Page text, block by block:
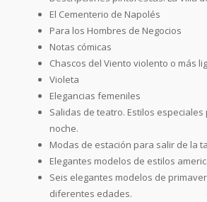
El Cementerio de Napolés
Para los Hombres de Negocios
Notas cómicas
Chascos del Viento violento o más
Violeta
Elegancias femeniles
Salidas de teatro. Estilos
noche.
Modas de estación para salir de la
Elegantes modelos de estilos
Seis elegantes modelos de
diferentes edades.